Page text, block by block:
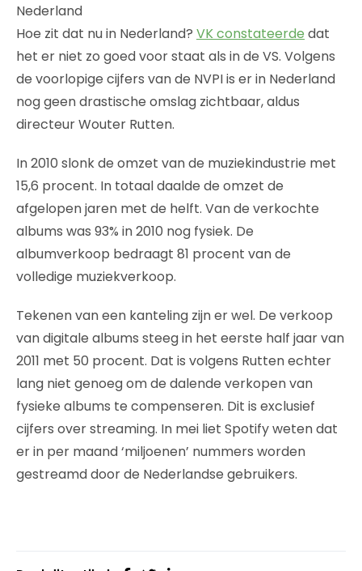
Nederland
Hoe zit dat nu in Nederland? VK constateerde dat
het er niet zo goed voor staat als in de VS. Volgens
de voorlopige cijfers van de NVPI is er in Nederland
nog geen drastische omslag zichtbaar, aldus
directeur Wouter Rutten.
In 2010 slonk de omzet van de muziekindustrie met
15,6 procent. In totaal daalde de omzet de
afgelopen jaren met de helft. Van de verkochte
albums was 93% in 2010 nog fysiek. De
albumverkoop bedraagt 81 procent van de
volledige muziekverkoop.
Tekenen van een kanteling zijn er wel. De verkoop
van digitale albums steeg in het eerste half jaar van
2011 met 50 procent. Dat is volgens Rutten echter
lang niet genoeg om de dalende verkopen van
fysieke albums te compenseren. Dit is exclusief
cijfers over streaming. In mei liet Spotify weten dat
er in per maand ‘miljoenen’ nummers worden
gestreamd door de Nederlandse gebruikers.